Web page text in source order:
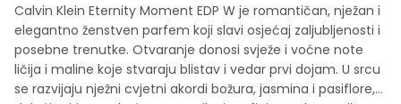
Calvin Klein Eternity Moment EDP W je romantičan, nježan i
elegantno ženstven parfem koji slavi osjećaj zaljubljenosti i
posebne trenutke. Otvaranje donosi svježe i voćne note
ličija i maline koje stvaraju blistav i vedar prvi dojam. U srcu
se razvijaju nježni cvjetni akordi božura, jasmina i pasiflore,